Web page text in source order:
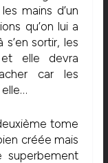
mains d’un
qu’on lui a
sortir, les
et elle devra
car les
elle…
tome
créée mais
superbement